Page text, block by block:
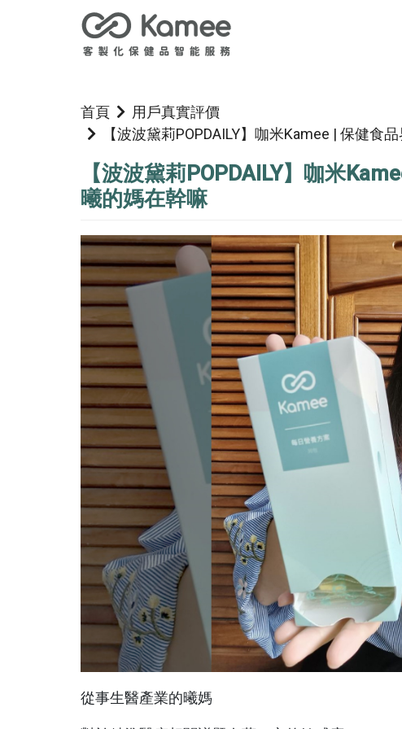
首頁
用戶真實評價
【波波黛莉POPDAILY】咖米Kamee | 保健食
【波波黛莉POPDAILY】咖米
曦的媽在幹嘛
從事生醫產業的曦媽